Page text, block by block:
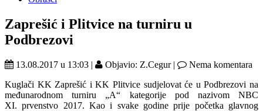
Zaprešić i Plitvice na turniru u
Podbrezovi
13.08.2017 u 13:03 | Objavio: Z.Cegur |
Nema komentara
Kuglači KK Zaprešić i KK Plitvice sudjelovat će u Podbrezovi na
međunarodnom turniru „A“ kategorije pod nazivom NBC
XI. prvenstvo 2017. Kao i svake godine prije početka glavnog